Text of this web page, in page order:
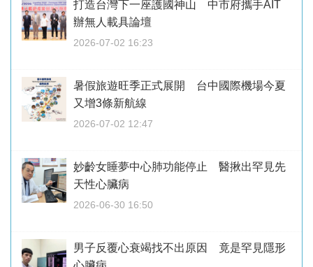
打造台灣下一座護國神山 中市府攜手AIT
辦無人載具論壇
2026-07-02 16:23
暑假旅遊旺季正式展開 台中國際機場今夏
又增3條新航線
2026-07-02 12:47
妙齡女睡夢中心肺功能停止 醫揪出罕見先
天性心臟病
2026-06-30 16:50
男子反覆心衰竭找不出原因 竟是罕見隱形